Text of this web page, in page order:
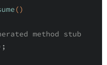
()
method stub